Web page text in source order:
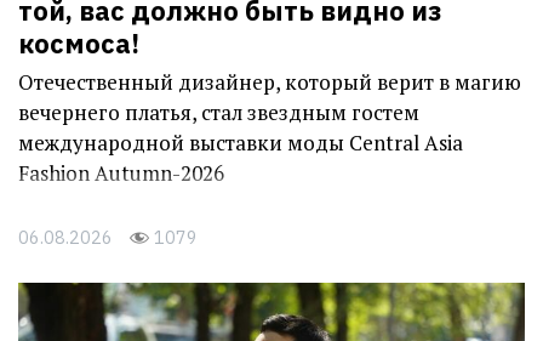
той, вас должно быть видно из
космоса!
Отечественный дизайнер, который верит в магию
вечернего платья, стал звездным гостем
международной выставки моды Central Asia
Fashion Autumn-2026
06.08.2026 1079